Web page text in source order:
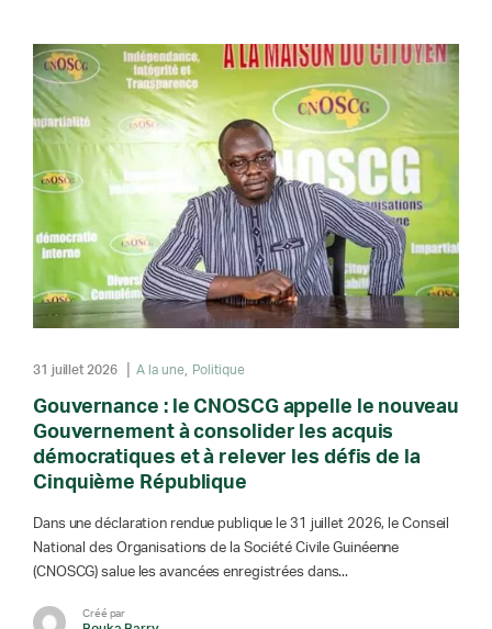
31 juillet 2026 A la une Politique
Gouvernance : le CNOSCG appelle le nouveau
Gouvernement à consolider les acquis
démocratiques et à relever les défis de la
Cinquième République
Dans une déclaration rendue publique le 31 juillet 2026, le Conseil
National des Organisations de la Société Civile Guinéenne
(CNOSCG) salue les avancées enregistrées dans...
Créé par